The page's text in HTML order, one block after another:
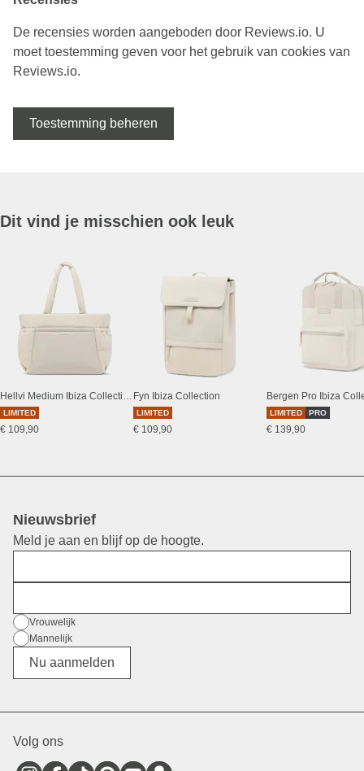
De recensies worden aangeboden door Reviews.io. U
moet toestemming geven voor het gebruik van cookies van
Reviews.io.
Toestemming beheren
Dit vind je misschien ook leuk
Hellvi Medium Ibiza Collection
LIMITED
€ 109,90
Fyn Ibiza Collection
LIMITED
€ 109,90
Bergen Pro Ibiza
LIMITED PRO
€ 139,90
Nieuwsbrief
Meld je aan en blijf op de hoogte.
Geslacht
Vrouwelijk
Mannelijk
Divers
Nu aanmelden
Volg ons